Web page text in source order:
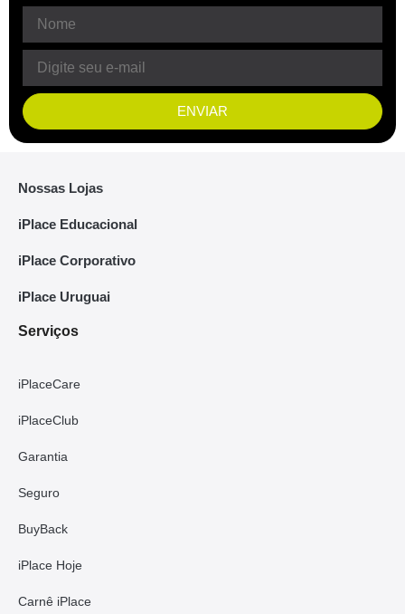
ENVIAR
Nossas Lojas
iPlace Educacional
iPlace Corporativo
iPlace Uruguai
Serviços
iPlaceCare
iPlaceClub
Garantia
Seguro
BuyBack
iPlace Hoje
Carnê iPlace